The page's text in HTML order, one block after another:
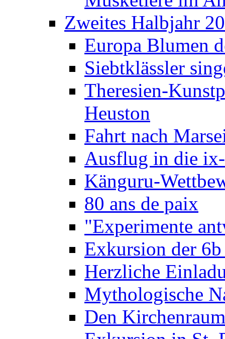
Zweites Halbjahr
Europa Blumen
Siebtklässler
Theresien-
Heuston
Fahrt nach
Ausflug in die
Känguru-
80 ans de paix
"Experimente
Exkursion der
Herzliche
Mythologische
Den